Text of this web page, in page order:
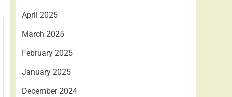
April 2025
March 2025
February 2025
January 2025
December 2024